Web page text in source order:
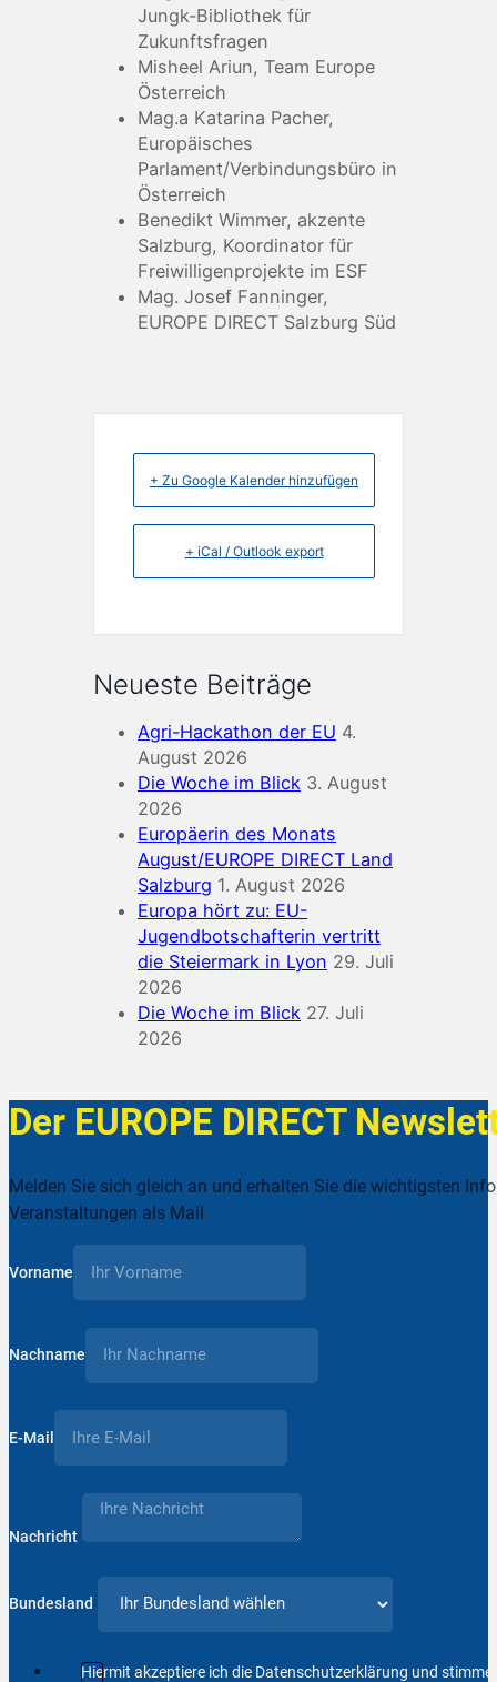
Jungk-Bibliothek für
Zukunftsfragen
Misheel Ariun, Team Europe
Österreich
Mag.a Katarina Pacher,
Europäisches
Parlament/Verbindungsbüro in
Österreich
Benedikt Wimmer, akzente
Salzburg, Koordinator für
Freiwilligenprojekte im ESF
Mag. Josef Fanninger,
EUROPE DIRECT Salzburg Süd
+ Zu Google Kalender hinzufügen
+ iCal / Outlook export
Neueste Beiträge
Agri-Hackathon der EU 4.
August 2026
Die Woche im Blick 3. August
2026
Europäerin des Monats
August/EUROPE DIRECT Land
Salzburg 1. August 2026
Europa hört zu: EU-
Jugendbotschafterin vertritt
die Steiermark in Lyon 29. Juli
2026
Die Woche im Blick 27. Juli
2026
Der EUROPE DIRECT
Melden Sie sich gleich an und erhalten Sie die wichtigsten
Veranstaltungen als Mail
Vorname
Nachname
E-Mail
Nachricht
Bundesland
Hiermit akzeptiere ich die Datenschutzerklärung und